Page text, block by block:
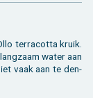
ter­ra­cot­ta kruik.
water aan
vaak aan te den­